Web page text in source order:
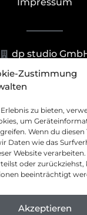
Zustimmung
zu bieten,
um
Wenn du diesen
Daten wie das
Website
oder
beeinträchtigt
Akzeptieren
Impressum
dp studio
23-25,
Düsseldorf
+49 211